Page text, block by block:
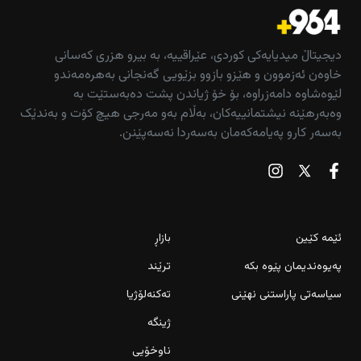
دیجیتاڵ میدیایەکی کوردی، عێراقییە، بە بیرو هزری کەسانی
خاوەن ئەزموون و هێزو بازوو بزێویی گەنجانی بەهرەمەندو
لێوەشاوە دامەزراوە، بۆ خۆ ژیاندن پشت دەبەستێت بە
وەبەرهێنە نیشتمانییەکان، بەڵام بەو مەرجی هیچ کۆت و بەندێک
بەسەر کارو پەیامەکەمان بەسەردا نەسەپێنن.
ئێمە کێین
پەیوەندیمان پێوە بکە
سیاسەتی پاراستنی نهێنی
بازاڕ
ترێند
تەکنەلۆژیا
ژینگە
ناوخۆیی